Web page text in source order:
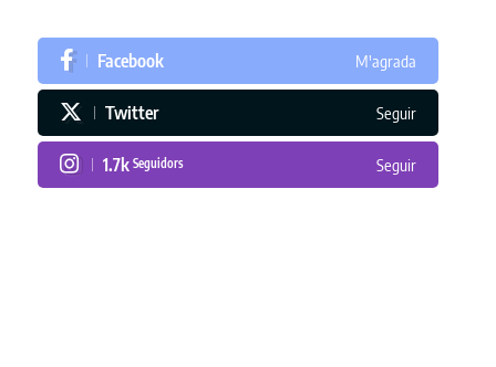
Facebook M'agrada
Twitter Seguir
1.7k Seguidors Seguir